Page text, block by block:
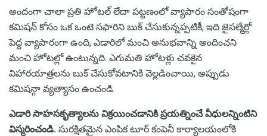
అందంగా చాలా ప్రతి హోటల్ లేదా పట్టణంలో వ్యాపారం సంతోషంగా
కమిషన్ కోసం ఒక ఒంటె సఫారిని బుక్ చేసుకున్నప్పటికీ, ఇది జైసల్మేర్లో
పెద్ద వ్యాపారంగా ఉంది, ఎడారిలో మంచి అనుభవాన్ని అందించని
మంచి హోటల్లో ఉంటున్నది. ఎగుమతి హోటళ్లు చవకైన
విహారయాత్రలను బుక్ చేసుకోవటానికి వెల్లడించాయి, అప్పుడు
కమిషన్గా వ్యత్యాసం ఉంచండి.
ఎడారి సాహసకృత్యాలను విక్రయించడానికి ప్రయత్నించే వీధులన్నింటిని
విస్మరించండి. సురక్షితమైన ఎంపిక టూర్ కంపెనీ కార్యాలయంలోకి